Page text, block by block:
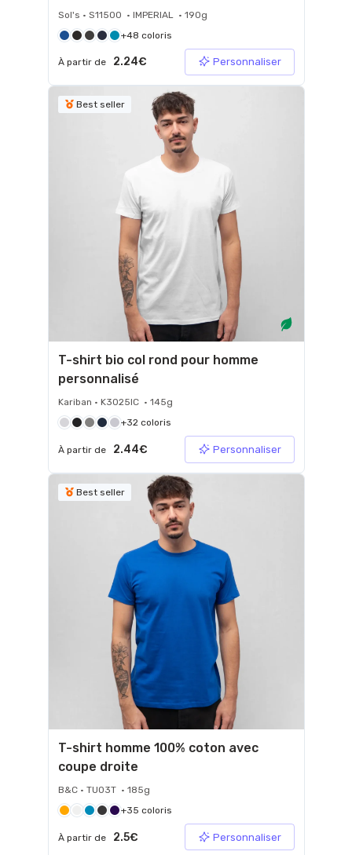
Sol's • S11500 • IMPERIAL • 190g
+48 coloris
À partir de 2.24€ Personnaliser
Best seller
T-shirt bio col rond pour homme
personnalisé
Kariban • K3025IC • 145g
+32 coloris
À partir de 2.44€ Personnaliser
Best seller
T-shirt homme 100% coton avec
coupe droite
B&C • TU03T • 185g
+35 coloris
À partir de 2.5€ Personnaliser